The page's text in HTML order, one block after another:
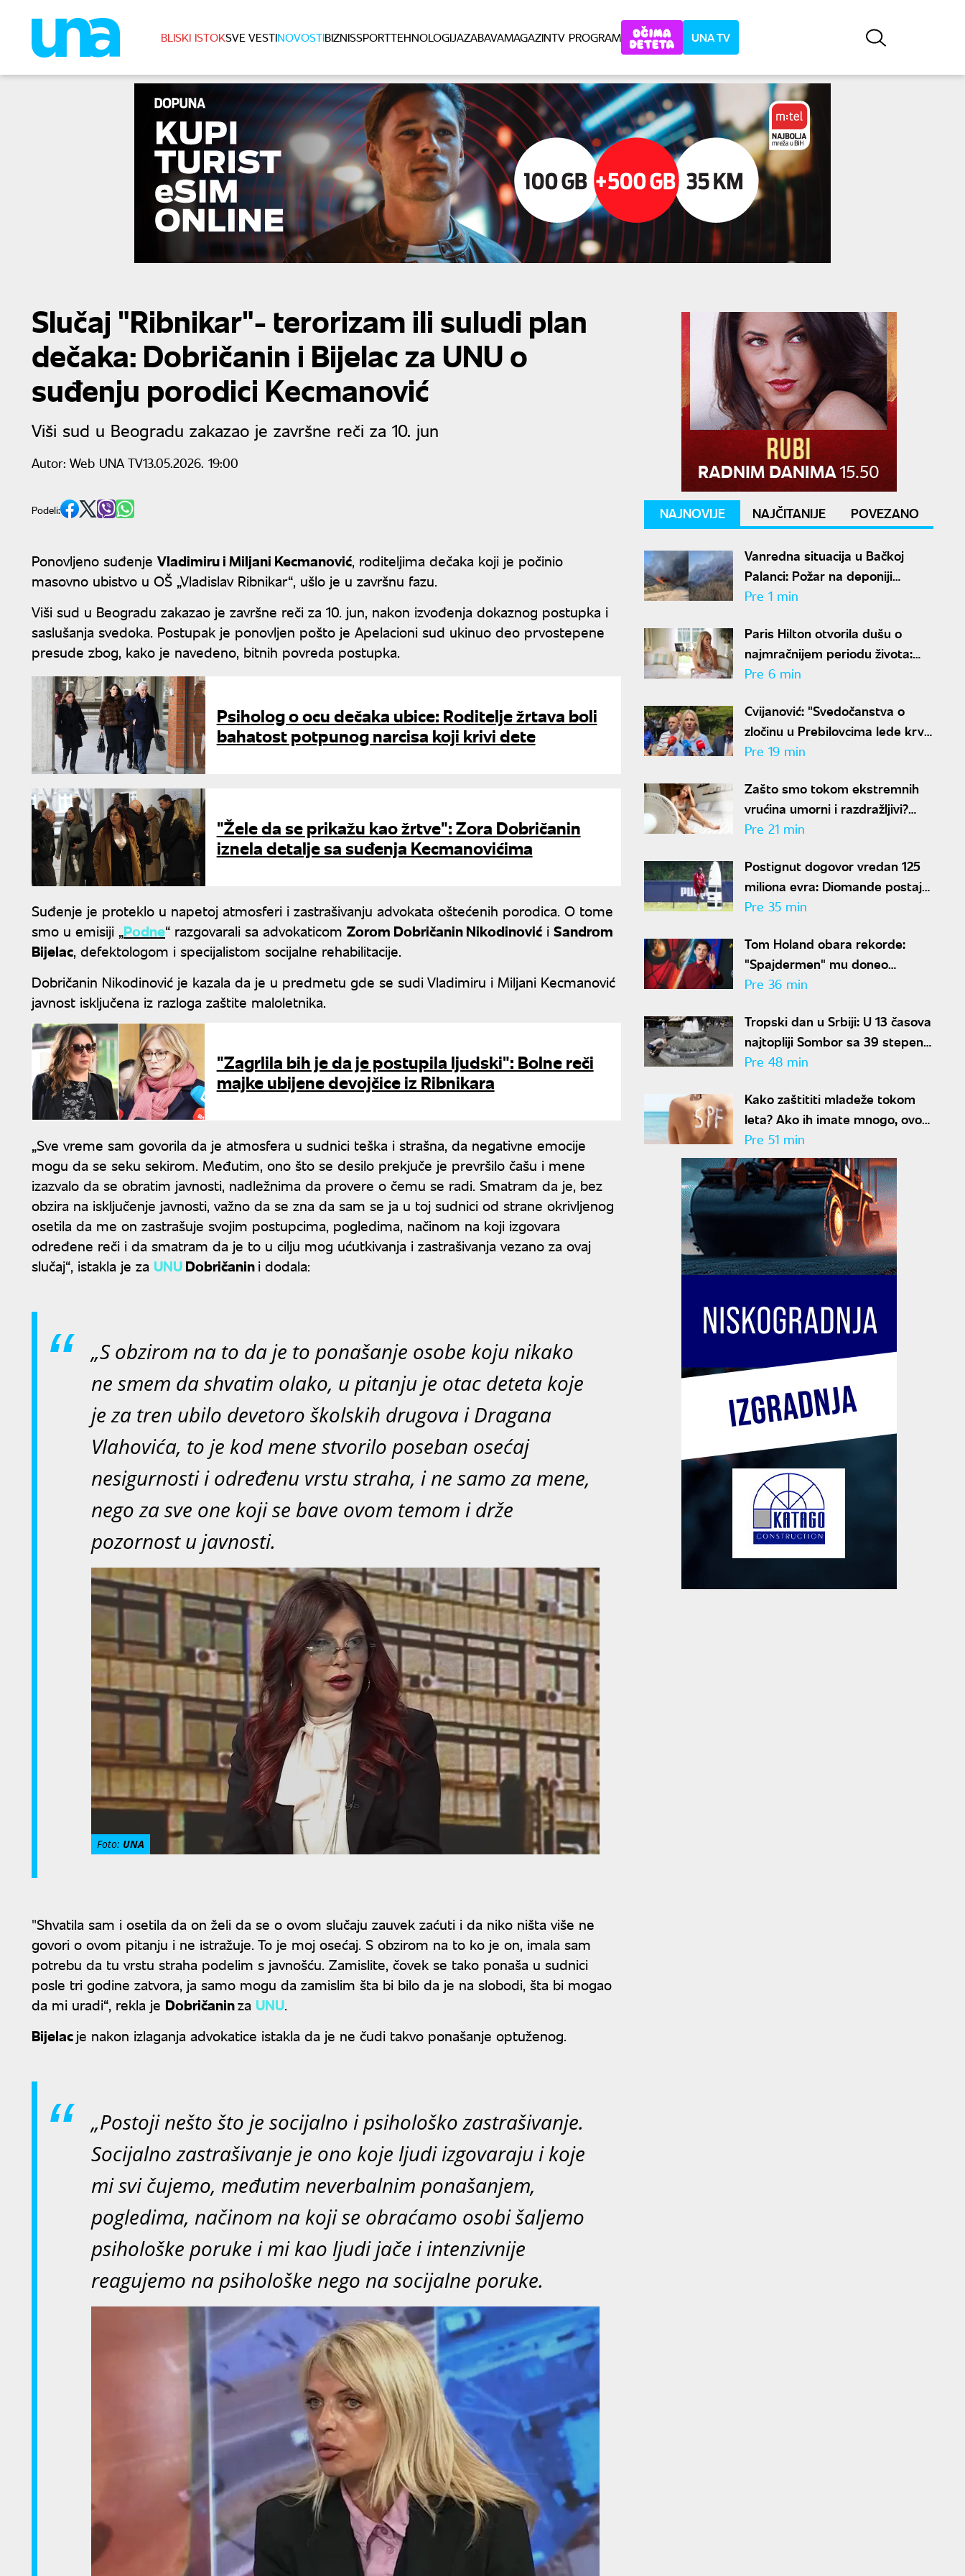
BLISKI ISTOKSVE VESTINOVOSTIBIZNISSPORTTEHNOLOGIJAZABAVAMAGAZINTV PROGRAM UNA TV
Slučaj "Ribnikar"- terorizam ili suludi plan
dečaka: Dobričanin i Bijelac za UNU o
suđenju porodici Kecmanović
Viši sud u Beogradu zakazao je završne reči za 10. jun
Autor: Web UNA TV13.05.2026. 19:00
Podeli:
Ponovljeno suđenje Vladimiru i Miljani Kecmanović, roditeljima dečaka koji je počinio
masovno ubistvo u OŠ „Vladislav Ribnikar“, ušlo je u završnu fazu.
Viši sud u Beogradu zakazao je završne reči za 10. jun, nakon izvođenja dokaznog postupka i
saslušanja svedoka. Postupak je ponovljen pošto je Apelacioni sud ukinuo deo prvostepene
presude zbog, kako je navedeno, bitnih povreda postupka.
Psiholog o ocu dečaka ubice: Roditelje žrtava boli
bahatost potpunog narcisa koji krivi dete
"Žele da se prikažu kao žrtve": Zora Dobričanin
iznela detalje sa suđenja Kecmanovićima
Suđenje je proteklo u napetoj atmosferi i zastrašivanju advokata oštećenih porodica. O tome
smo u emisiji „Podne“ razgovarali sa advokaticom Zorom Dobričanin Nikodinović i Sandrom
Bijelac, defektologom i specijalistom socijalne rehabilitacije.
Dobričanin Nikodinović je kazala da je u predmetu gde se sudi Vladimiru i Miljani Kecmanović
javnost isključena iz razloga zaštite maloletnika.
"Zagrlila bih je da je postupila ljudski": Bolne reči
majke ubijene devojčice iz Ribnikara
„Sve vreme sam govorila da je atmosfera u sudnici teška i strašna, da negativne emocije
mogu da se seku sekirom. Međutim, ono što se desilo prekjuče je prevršilo čašu i mene
izazvalo da se obratim javnosti, nadležnima da provere o čemu se radi. Smatram da je, bez
obzira na isključenje javnosti, važno da se zna da sam se ja u toj sudnici od strane okrivljenog
osetila da me on zastrašuje svojim postupcima, pogledima, načinom na koji izgovara
određene reči i da smatram da je to u cilju mog ućutkivanja i zastrašivanja vezano za ovaj
slučaj“, istakla je za UNUDobričanini dodala:
„S obzirom na to da je to ponašanje osobe koju nikako
ne smem da shvatim olako, u pitanju je otac deteta koje
je za tren ubilo devetoro školskih drugova i Dragana
Vlahovića, to je kod mene stvorilo poseban osećaj
nesigurnosti i određenu vrstu straha, i ne samo za mene,
nego za sve one koji se bave ovom temom i drže
pozornost u javnosti.
Foto: UNA
"Shvatila sam i osetila da on želi da se o ovom slučaju zauvek zaćuti i da niko ništa više ne
govori o ovom pitanju i ne istražuje. To je moj osećaj. S obzirom na to ko je on, imala sam
potrebu da tu vrstu straha podelim s javnošću. Zamislite, čovek se tako ponaša u sudnici
posle tri godine zatvora, ja samo mogu da zamislim šta bi bilo da je na slobodi, šta bi mogao
da mi uradi“, rekla je Dobričaninza UNU.
Bijelacje nakon izlaganja advokatice istakla da je ne čudi takvo ponašanje optuženog.
„Postoji nešto što je socijalno i psihološko zastrašivanje.
Socijalno zastrašivanje je ono koje ljudi izgovaraju i koje
mi svi čujemo, međutim neverbalnim ponašanjem,
pogledima, načinom na koji se obraćamo osobi šaljemo
psihološke poruke i mi kao ljudi jače i intenzivnije
reagujemo na psihološke nego na socijalne poruke.
NAJNOVIJE NAJČITANIJE POVEZANO
Vanredna situacija u Bačkoj
Palanci: Požar na deponiji
ponovo se razbuktao
Pre 1 min
Paris Hilton otvorila dušu o
najmračnijem periodu života:
"Slava me je traumatizovala"
Pre 6 min
Cvijanović: "Svedočanstva o
zločinu u Prebilovcima lede krv
u žilama"
Pre 19 min
Zašto smo tokom ekstremnih
vrućina umorni i razdražljivi?
Odgovor se krije u hormonima
Pre 21 min
Postignut dogovor vredan 125
miliona evra: Diomande postaje
najveća kupovina Reala
Pre 35 min
Tom Holand obara rekorde:
"Spajdermen" mu doneo
honorar od kojeg se vrti u glavi
Pre 36 min
Tropski dan u Srbiji: U 13 časova
najtopliji Sombor sa 39 stepeni,
u Beogradu i Kikindi 38 stepeni
Pre 48 min
Kako zaštititi mladeže tokom
leta? Ako ih imate mnogo, ovo
morate imati na umu
Pre 51 min